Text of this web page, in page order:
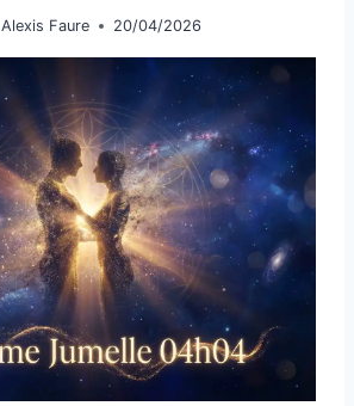
Alexis Faure 20/04/2026